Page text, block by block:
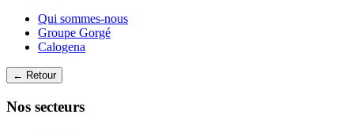
Qui sommes-nous
Groupe Gorgé
Calogena
← Retour
Nos secteurs